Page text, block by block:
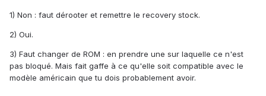
1) Non : faut dérooter et remettre le recovery stock.
2) Oui.
3) Faut changer de ROM : en prendre une sur laquelle ce n'est
pas bloqué. Mais fait gaffe à ce qu'elle soit compatible avec le
modèle américain que tu dois probablement avoir.